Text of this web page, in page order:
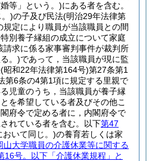
等」という。)にある者を含む。
)の子及び民法(明治29年法律第
定により職員が当該職員との間
別養子縁組の成立について家庭
請求に係る家事審判事件が裁判所
。)であって，当該職員が現に監
(昭和22年法律第164号)第27条第1
第6条の4第1項に規定する里親で
児童のうち，当該職員が養子縁
を希望している者及びその他こ
府令で定める者に，内閣府令で
れている者を含む。以下第47
おいて同じ。)の養育若しくは家
山大学職員の介護休業等に関する
16号。以下「介護休業規程」と